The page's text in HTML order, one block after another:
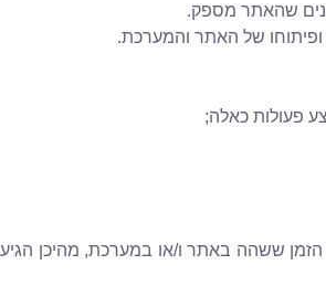
שהאתר מספק.
של האתר והמערכת.
פעולות כאלה;
ששהה באתר ו/או במערכת, מהיכן הגיע